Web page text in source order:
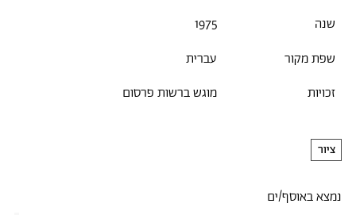
שנה
1975
שפת מקור
עברית
זכויות
מוגש ברשות פרסום
ציור
נמצא באוסף/ים